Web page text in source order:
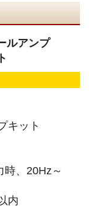
ルアンプ
キット
、20Hz～
内